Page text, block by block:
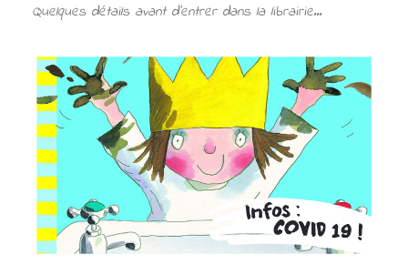
Quelques détails avant d'entrer dans la librairie...